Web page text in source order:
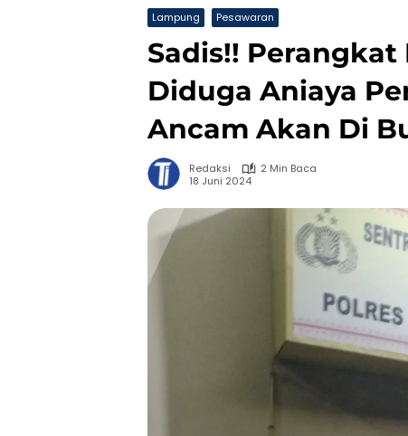
Lampung Pesawaran
Sadis!! Perangkat
Diduga Aniaya
Ancam Akan Di
Redaksi
2 Min Baca
18 Juni 2024